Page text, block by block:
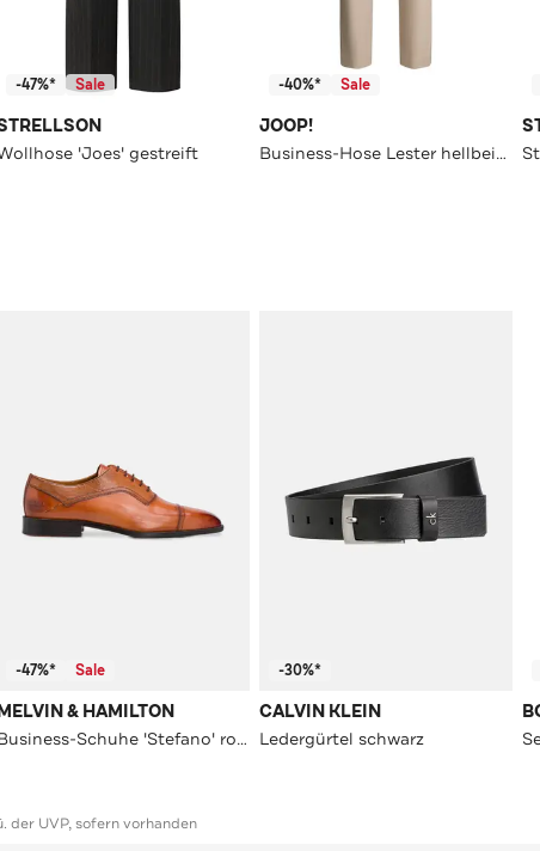
-47%* Sale
'Joes' gestreift
-40%* Sale
JOOP!
Business-Hose Lester hellbeige Straight
-47%* Sale
& HAMILTON
Business-Schuhe 'Stefano' rostbraun
-30%*
CALVIN KLEIN
Ledergürtel schwarz
der UVP, sofern vorhanden